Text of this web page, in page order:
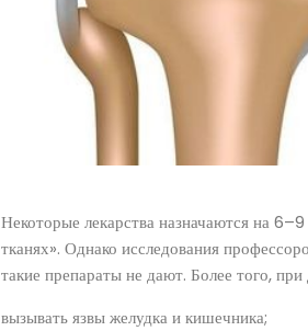
Некоторые лекарства назначаются на
тканях». Однако исследования
такие препараты не дают. Более того,
вызывать язвы желудка и кишечника;